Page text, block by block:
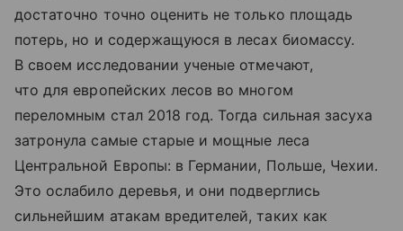
достаточно точно оценить не только площадь
потерь, но и содержащуюся в лесах биомассу.
В своем исследовании ученые отмечают,
что для европейских лесов во многом
переломным стал 2018 год. Тогда сильная засуха
затронула самые старые и мощные леса
Центральной Европы: в Германии, Польше, Чехии.
Это ослабило деревья, и они подверглись
сильнейшим атакам вредителей, таких как